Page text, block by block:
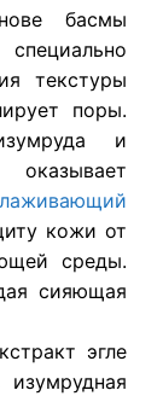
басмы
текстуры
поры.
и
оказывает
кожи от
среды.
сияющая
эгле